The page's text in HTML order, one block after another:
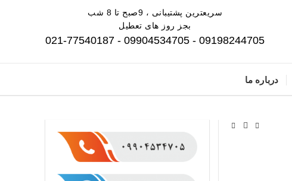
سریعترین پشتیبانی ، 9صبح تا 8 شب
بجز روز های تعطیل
09198244705 - 09904534705 - 021-77540187
درباره ما